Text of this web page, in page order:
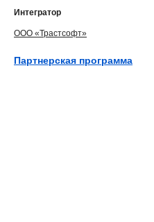
Интегратор
ООО «Трастсофт»
Партнерская программа